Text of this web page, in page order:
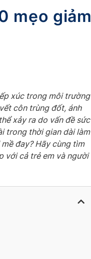
mẹo giảm
xúc trong môi trường
côn trùng đốt, ánh
xảy ra do vấn đề sức
trong thời gian dài làm
đay? Hãy cùng tìm
với cả trẻ em và người